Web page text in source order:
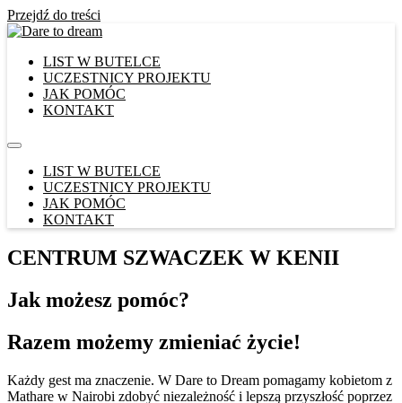
Przejdź do treści
LIST W BUTELCE
UCZESTNICY PROJEKTU
JAK POMÓC
KONTAKT
LIST W BUTELCE
UCZESTNICY PROJEKTU
JAK POMÓC
KONTAKT
CENTRUM SZWACZEK W KENII
Jak możesz pomóc?
Razem możemy zmieniać życie!
Każdy gest ma znaczenie. W Dare to Dream pomagamy kobietom z
Mathare w Nairobi zdobyć niezależność i lepszą przyszłość poprzez